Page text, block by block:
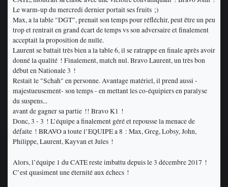
Le warm-up du mercredi dernier portait ses fruits ;)
Max, a la table "DGT", prenait son temps pour réfléchir, peut être un peu
trop et rentrait en grand écart de temps vs son adversaire et finalement
acceptait la proposition de nulle.
Laurent se battait très bien a la table 6, il se ratrappe en finale après avoir
donné la qualité ! Finalement, match nul. Bravo Laurent, un très bon
début en Nationale 3 !
Restait le "Schah" en personne. Avantage matériel, il prend aussi -
majestueusement- son temps - en mettant les co-équipiers en paralyse
du suspens...
avant de gagner sa partie !! Bravo K1 !
Donc, 3 - 3 ! L’équipe a finalement géré et repousse la menace de
défaite ! BRAVO a toute l’EQUIPE a 8 : Max, Greg, Lobsy, John,
Philippe, Laurent, Kayvan et Jules !
Alors, l’équipe 1 du CATE reste imbattu depuis le 3 décembre 2017 !
C’est quasiment une éternité aux échecs !